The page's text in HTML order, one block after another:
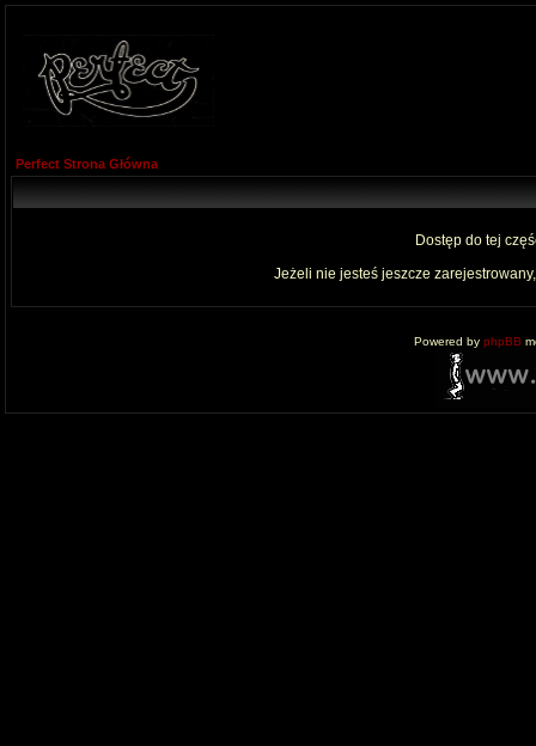
Perfect Strona Główna
Dostęp do tej
Jeżeli nie jesteś jeszcze
Powered by phpBB